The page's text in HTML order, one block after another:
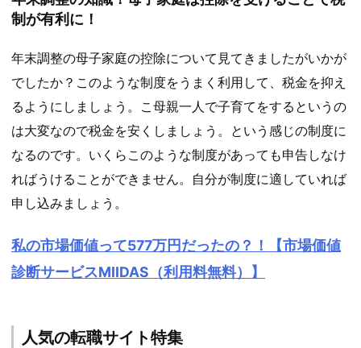
制が有利に！
年末調整の母子家庭の控除について見てきましたがいかが
でしたか？このような制度をうまく利用して、税金を抑え
るようにしましょう。こ母親一人で子育てをするというの
は大変なので税金を安くしましょう。という感じの制度に
なるのです。いくらこのような制度があっても申告しなけ
ればうけることができません。自分が制度に適していれば
申し込みましょう。
私の市場価値って577万円だったの？！【市場価値
診断サービスMIIDAS（利用料無料）】
人気の転職サイト特集